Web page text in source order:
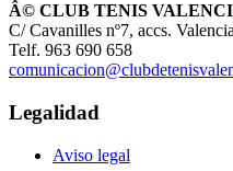
Â© CLUB TENIS
C/ Cavanilles nº7, accs.
Telf. 963 690 658
Legalidad
Aviso legal